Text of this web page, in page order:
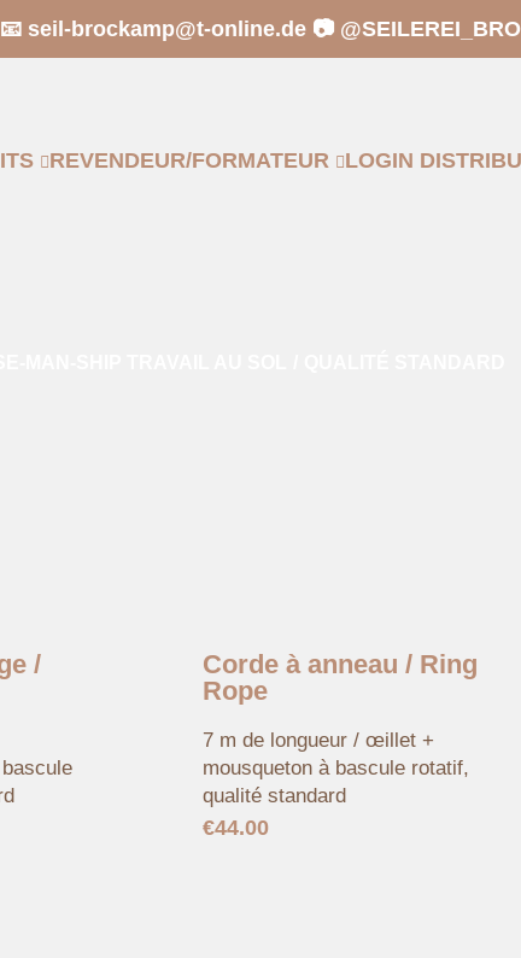
seil-brockamp@t-online.de 📷
REVENDEUR/FORMATEUR LOGIN
/
Corde à anneau / Ring
Rope
7 m de longueur / œillet +
mousqueton à bascule rotatif,
qualité standard
€44.00